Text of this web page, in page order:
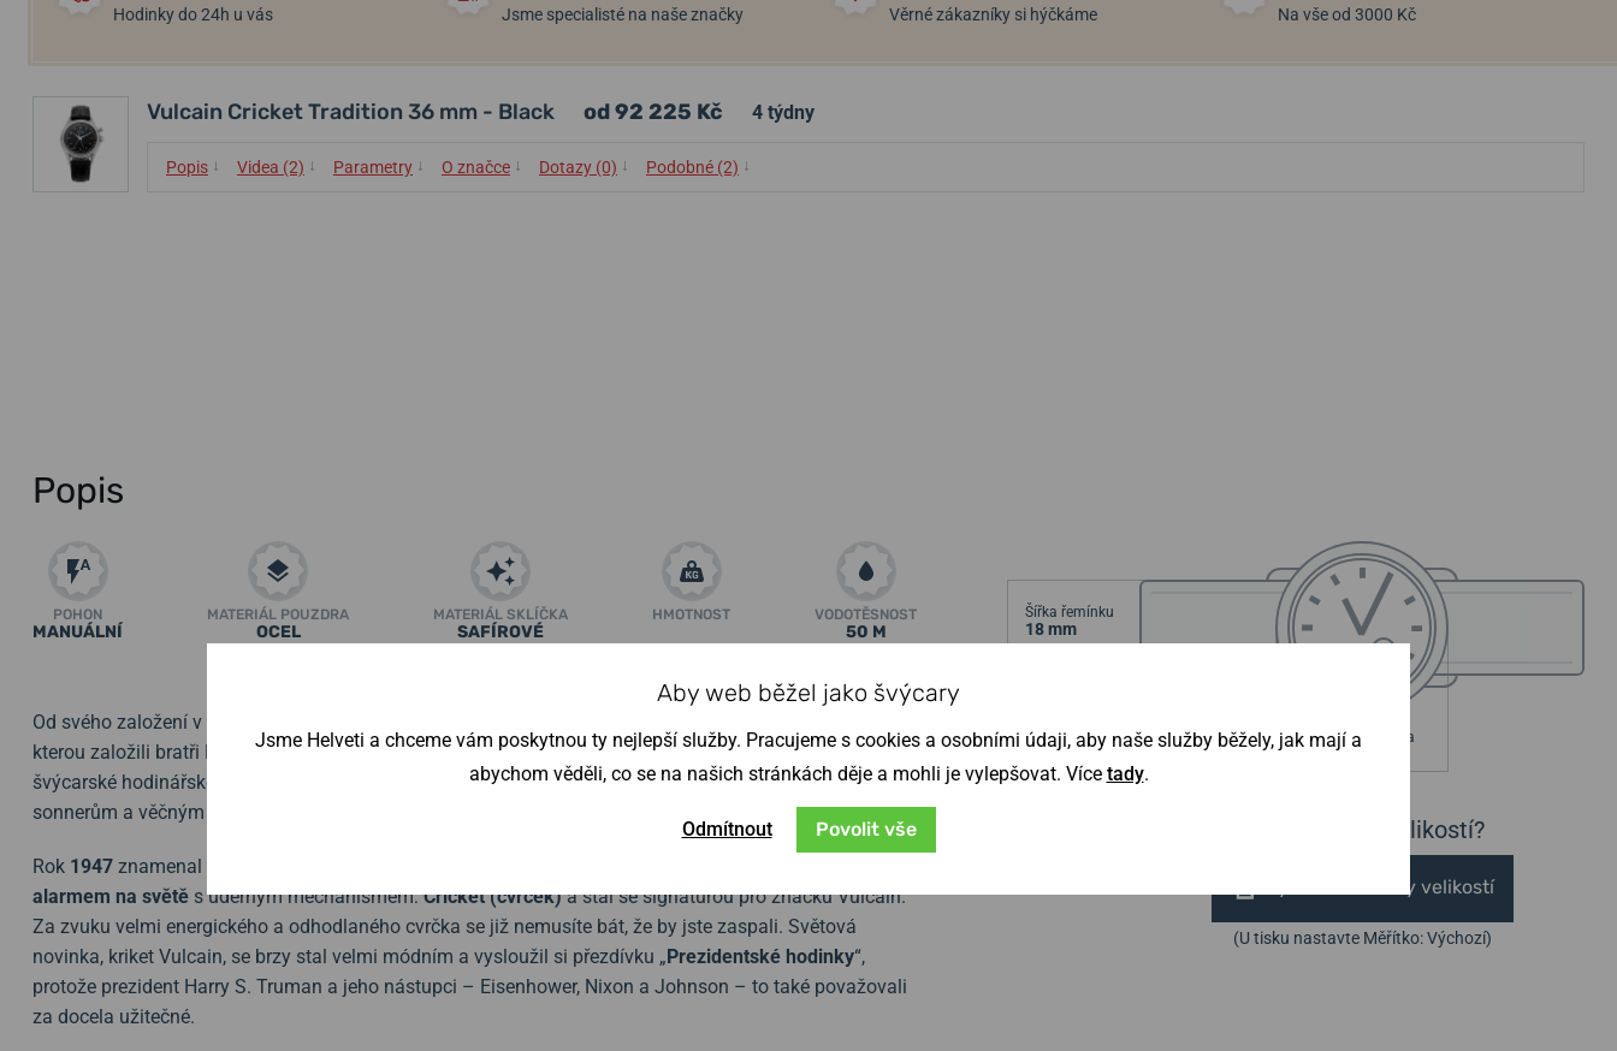
Hodinky do 24h u vás Jsme specialisté na naše značky Věrné zákazníky si hýčkáme Na vše od 3000 Kč
Vulcain Cricket Tradition 36 mm - Black od 92 225 Kč 4 týdny
Popis ↓ Videa (2) ↓ Parametry ↓ O značce ↓ Dotazy (0) ↓ Podobné (2) ↓
Popis
POHON
MANUÁLNÍ
MATERIÁL POUZDRA
OCEL
MATERIÁL SKLÍČKA
SAFÍROVÉ
HMOTNOST VODOTĚSNOST
50 M
Od svého založení v roce
kterou založili bratři Ditisheimovi, zkušení horologové, rychle sklidila uznání v horách Neuchâtel – srdci
švýcarské hodinářské preciznosti – díky oceněným minutovým opakovačům, velkolepým a drobným
sonnerům a věčným kalendářům.
Rok 1947 znamenal pro Vulcain klíčový okamžik, kdy byly uvedeny na trh
alarmem na světě s úderným mechanismem:Cricket (cvrček)a stal se signaturou pro značku Vulcain.
Za zvuku velmi energického a odhodlaného cvrčka se již nemusíte bát, že by jste zaspali. Světová
novinka, kriket Vulcain, se brzy stal velmi módním a vysloužil si přezdívku „Prezidentské hodinky“,
protože prezident Harry S. Truman a jeho nástupci – Eisenhower, Nixon a Johnson – to také považovali
za docela užitečné.
Šířka řemínku
18 mm
Výška pouzdra
12,8 mm
Průměr pouzdra
36 mm
Nejste si jisti velikostí?
Vytisknout vzory velikostí
(U tisku nastavte Měřítko: Výchozí)
Aby web běžel jako švýcary
Jsme Helveti a chceme vám poskytnou ty nejlepší služby. Pracujeme s cookies a osobními údaji, aby naše služby běžely, jak mají a
abychom věděli, co se na našich stránkách děje a mohli je vylepšovat. Více tady.
Odmítnout Povolit vše